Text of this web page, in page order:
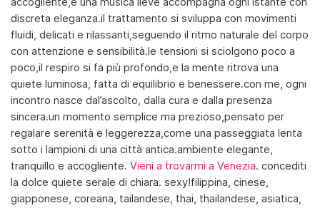
discreta eleganza.il trattamento si sviluppa con movimenti
fluidi, delicati e rilassanti,seguendo il ritmo naturale del corpo
con attenzione e sensibilità.le tensioni si sciolgono poco a
poco,il respiro si fa più profondo,e la mente ritrova una
quiete luminosa, fatta di equilibrio e benessere.con me, ogni
incontro nasce dal’ascolto, dalla cura e dalla presenza
sincera.un momento semplice ma prezioso,pensato per
regalare serenità e leggerezza,come una passeggiata lenta
sotto i lampioni di una città antica.ambiente elegante,
tranquillo e accogliente. Vieni a trovarmi a Venezia. concediti
la dolce quiete serale di chiara. sexy!filippina, cinese,
giapponese, coreana, tailandese, thai, thailandese, asiatica,